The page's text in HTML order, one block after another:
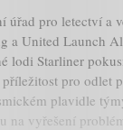
úřad pro letectví a
a United Launch
lodi Starliner
příležitost pro odlet
plavidle
na vyřešení